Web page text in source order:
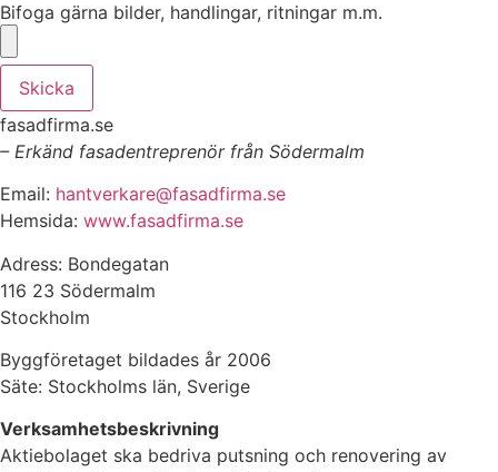
Bifoga gärna bilder, handlingar, ritningar m.m.
Skicka
fasadfirma.se
– Erkänd fasadentreprenör från Södermalm
Email: hantverkare@fasadfirma.se
Hemsida: www.fasadfirma.se
Adress: Bondegatan
116 23 Södermalm
Stockholm
Byggföretaget bildades år 2006
Säte: Stockholms län, Sverige
Verksamhetsbeskrivning
Aktiebolaget ska bedriva putsning och renovering av